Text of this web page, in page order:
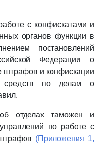
с конфискатами и
органов функции в
постановлений
Федерации о
штрафов и конфискации
средств по делам о
отделах таможен и
по работе с
(Приложения 1,